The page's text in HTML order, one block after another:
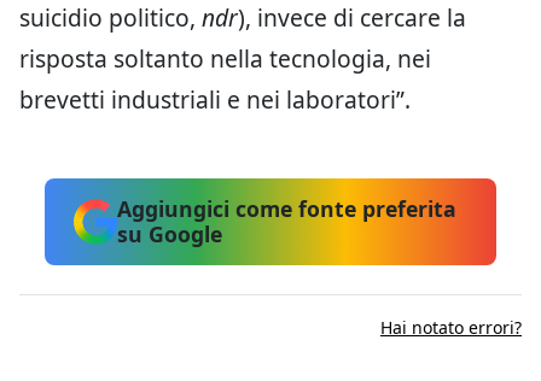
suicidio politico, ndr), invece di cercare la
risposta soltanto nella tecnologia, nei
brevetti industriali e nei laboratori”.
Aggiungici come fonte preferita
su Google
Hai notato errori?